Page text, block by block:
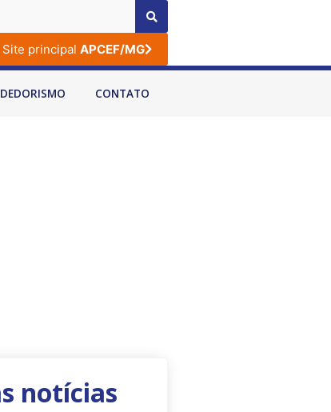
Site principal APCEF/MG
CONTATO
notícias